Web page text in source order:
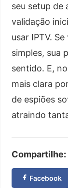
seu setup de
validação
usar IPTV.
simples, sua
sentido. E,
mais clara
de espiões
atraindo
Compartilhe:
Facebook